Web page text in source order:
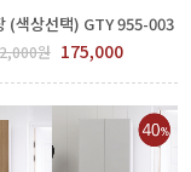
(색상선택) GTY 955-003
원 175,000